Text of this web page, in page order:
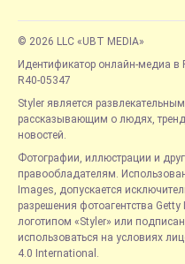
© 2026 LLC «UBT MEDIA»
Идентификатор онлайн-медиа в
R40-05347
Styler является
рассказывающим о людях,
новостей.
Фотографии, иллюстрации и
правообладателям.
Images, допускается
разрешения фотоагентства
логотипом «Styler» или
использоваться на условиях
4.0 International.